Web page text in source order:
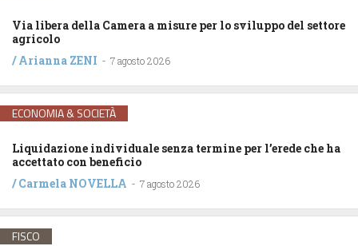
Via libera della Camera a misure per lo sviluppo del settore
agricolo
/Arianna ZENI - 7 agosto 2026
ECONOMIA & SOCIETÀ
Liquidazione individuale senza termine per l’erede che ha
accettato con beneficio
/Carmela NOVELLA - 7 agosto 2026
FISCO